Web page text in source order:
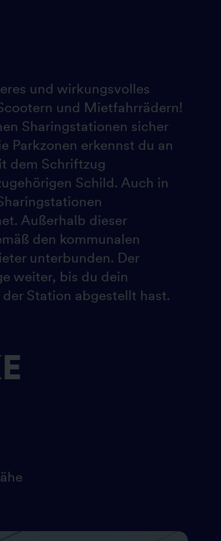
und wirkungsvolles
und Mietfahrrädern!
Sharingstationen sicher
Parkzonen erkennst du an
dem Schriftzug
Schild. Auch in
Außerhalb dieser
den kommunalen
unterbunden. Der
weiter, bis du dein
Station abgestellt hast.